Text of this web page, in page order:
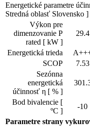
Energetické parametre
Stredná oblasť Slovensko ]
Výkon pre
dimenzovanie P
rated [ kW ]
29.4
Energetická trieda
SCOP
7.53
Sezónna
energetická
účinnosť η [ % ]
Bod bivalencie [
ºC ]
-10
Parametre strany